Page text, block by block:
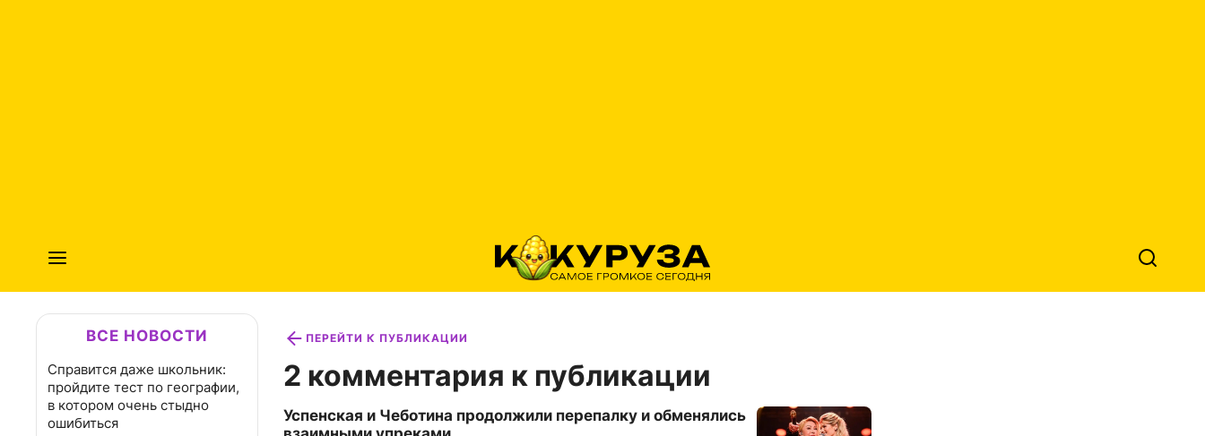
ВСЕ НОВОСТИ
Справится даже школьник:
пройдите тест по географии,
в котором очень стыдно
ошибиться
ПЕРЕЙТИ К ПУБЛИКАЦИИ
2 комментария к публикации
Успенская и Чеботина продолжили перепалку и обменялись